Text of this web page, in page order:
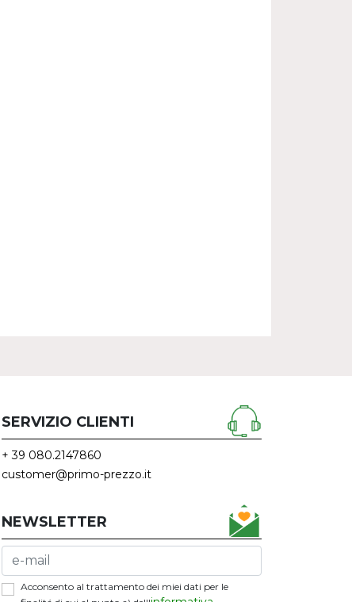
SERVIZIO CLIENTI
+ 39 080.2147860
customer@primo-prezzo.it
NEWSLETTER
Acconsento al trattamento dei miei dati per le